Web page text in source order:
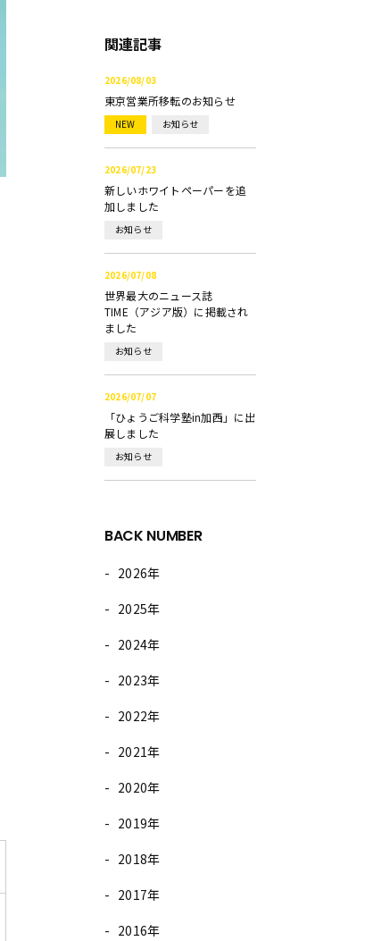
関連記事
2026/08/03
東京営業所移転のお知らせ
NEW お知らせ
2026/07/23
新しいホワイトペーパーを追
加しました
お知らせ
2026/07/08
世界最大のニュース誌
TIME（アジア版）に掲載され
ました
お知らせ
2026/07/07
「ひょうご科学塾in加西」に出
展しました
お知らせ
BACK NUMBER
2026年
2025年
2024年
2023年
2022年
2021年
2020年
2019年
2018年
2017年
2016年